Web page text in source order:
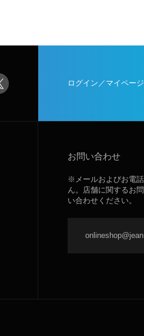
ログイン／マイページ
お問い合わせ
※メールおよびお電
ん。店舗に関するお
い合わせください。